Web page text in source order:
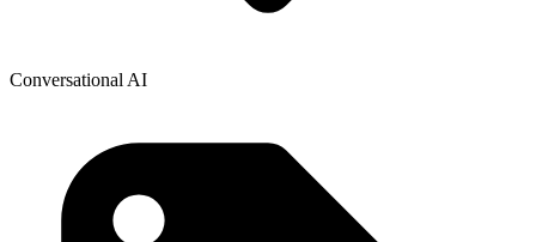
Conversational AI